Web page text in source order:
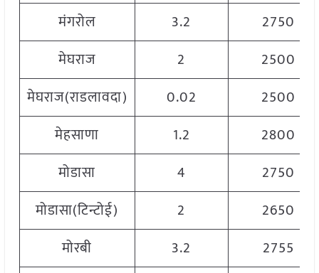
मंगरोल
3.2
2750
मेघराज
2
2500
मेघराज(राडलावदा)
0.02
2500
मेहसाणा
1.2
2800
मोडासा
4
2750
मोडासा(टिन्टोई)
2
2650
मोरबी
3.2
2755